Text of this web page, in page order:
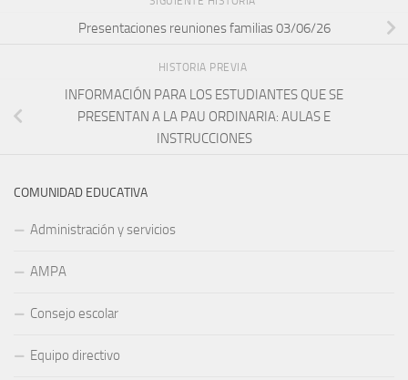
Presentaciones reuniones familias 03/06/26
HISTORIA PREVIA
INFORMACIÓN PARA LOS ESTUDIANTES QUE SE
PRESENTAN A LA PAU ORDINARIA: AULAS E
INSTRUCCIONES
COMUNIDAD EDUCATIVA
Administración y servicios
AMPA
Consejo escolar
Equipo directivo